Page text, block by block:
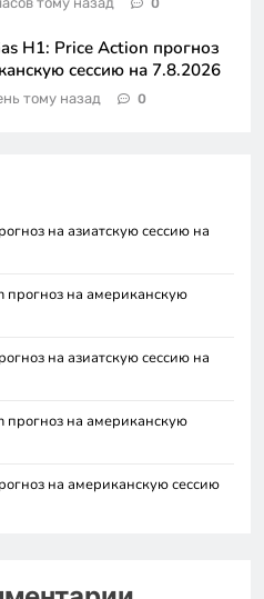
H1: Price Action прогноз
сессию на 7.8.2026
тому назад 0
на азиатскую сессию на
прогноз на американскую
на азиатскую сессию на
прогноз на американскую
на американскую сессию